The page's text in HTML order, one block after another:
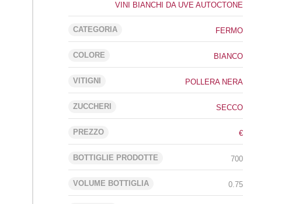
VINI BIANCHI DA UVE AUTOCTONE
CATEGORIA FERMO
COLORE BIANCO
VITIGNI POLLERA NERA
ZUCCHERI SECCO
PREZZO €
BOTTIGLIE PRODOTTE 700
VOLUME BOTTIGLIA 0.75